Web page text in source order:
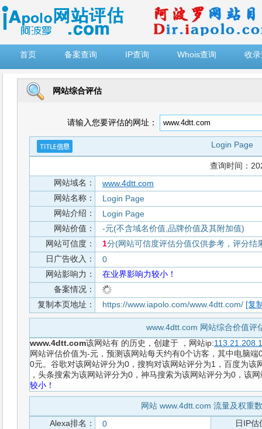
首页
备案查询 IP查询 Whois查询 收
网站综合评估
请输入您要评估的网址：
Login Page
查询时间：
网站域名：
www.4dtt.com
网站名称：
Login Page
网站介绍：
Login Page
网站价值：
-元(不含域名价值,品牌价值及其附加值)
网站可信度：
1分(网站可信度评估分值仅供参考，评分结
日广告收入：
0
网站影响力：
在业界影响力较小！
备案情况：
复制本页地址：
https://www.iapolo.com/www.4dtt.com/ [复
www.4dtt.com 网站综合价值评
www.4dtt.com该网站有 的历史，创建于 ，网站ip:
网站评估价值为-元，预测该网站每天约有0个访客，其中电脑
0元。谷歌对该网站评分为0，搜狗对该网站评分为1，百度为该
，头条搜索为该网站评分为0，神马搜索为该网站评分为0，该
较小！
网站 www.4dtt.com 流量及权重
Alexa排名：
0
日IP估